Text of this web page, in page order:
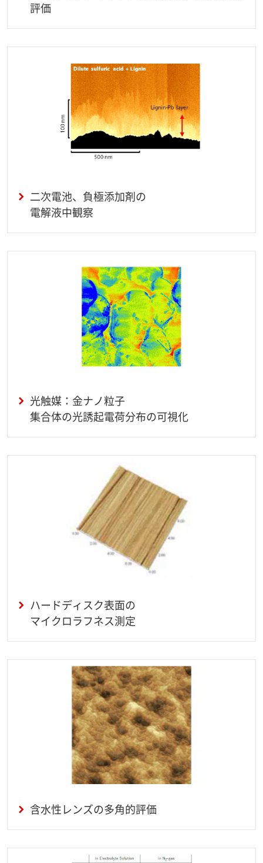
評価
二次電池、負極添加剤の
電解液中観察
光触媒：金ナノ粒子
集合体の光誘起電荷分布の可視化
ハードディスク表面の
マイクロラフネス測定
含水性レンズの多角的評価